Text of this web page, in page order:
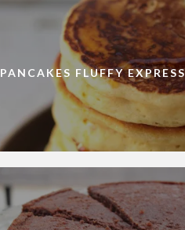
PANCAKES FLUFFY EXPRESS